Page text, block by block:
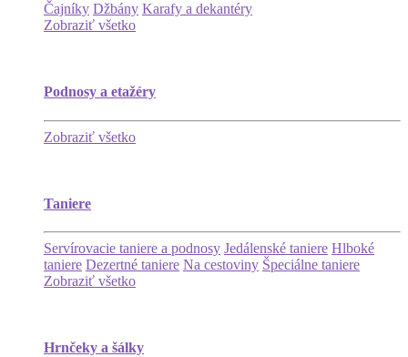
Čajníky Džbány Karafy a dekantéry
Zobraziť všetko
Podnosy a etažéry
Zobraziť všetko
Taniere
Servírovacie taniere a podnosy Jedálenské taniere Hlboké
taniere Dezertné taniere Na cestoviny Špeciálne taniere
Zobraziť všetko
Hrnčeky a šálky